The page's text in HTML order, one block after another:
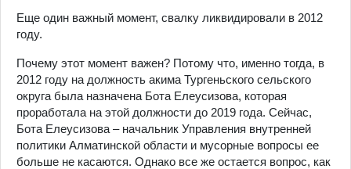
Еще один важный момент, свалку ликвидировали в 2012
году.
Почему этот момент важен? Потому что, именно тогда, в
2012 году на должность акима Тургеньского сельского
округа была назначена Бота Елеусизова, которая
проработала на этой должности до 2019 года. Сейчас,
Бота Елеусизова – начальник Управления внутренней
политики Алматинской области и мусорные вопросы ее
больше не касаются. Однако все же остается вопрос, как